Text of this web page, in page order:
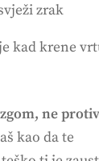
zrak
kad krene
ne
kao da te